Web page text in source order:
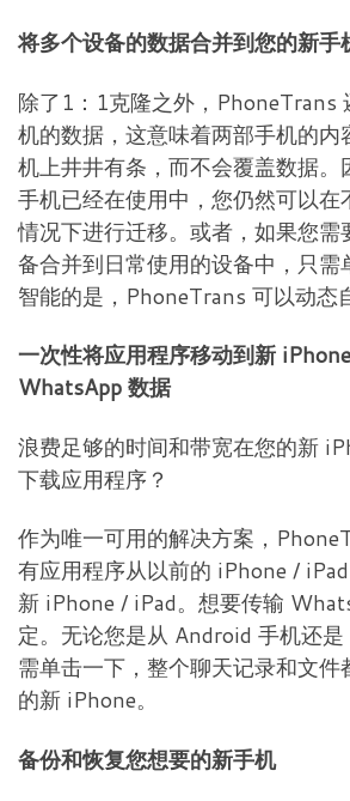
将多个设备的数据合并到您的新手
除了1：1克隆之外，PhoneTrans
机的数据，这意味着两部手机的内
机上井井有条，而不会覆盖数据。
手机已经在使用中，您仍然可以在
情况下进行迁移。或者，如果您需
备合并到日常使用的设备中，只需
智能的是，PhoneTrans 可以动态
一次性将应用程序移动到新
WhatsApp 数据
浪费足够的时间和带宽在您的新
下载应用程序？
作为唯一可用的解决方案，
有应用程序从以前的 iPhone /
新 iPhone / iPad。想要传输
定。无论您是从 Android 手机还
需单击一下，整个聊天记录和文件
的新 iPhone。
备份和恢复您想要的新手机